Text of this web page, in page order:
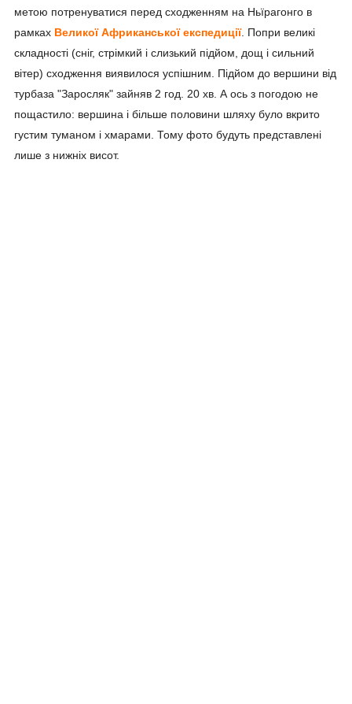
метою потренуватися перед сходженням на Ньїрагонго в
рамках Великої Африканської експедиції. Попри великі
складності (сніг, стрімкий і слизький підйом, дощ і сильний
вітер) сходження виявилося успішним. Підйом до вершини від
турбаза "Заросляк" зайняв 2 год. 20 хв. А ось з погодою не
пощастило: вершина і більше половини шляху було вкрито
густим туманом і хмарами. Тому фото будуть представлені
лише з нижніх висот.